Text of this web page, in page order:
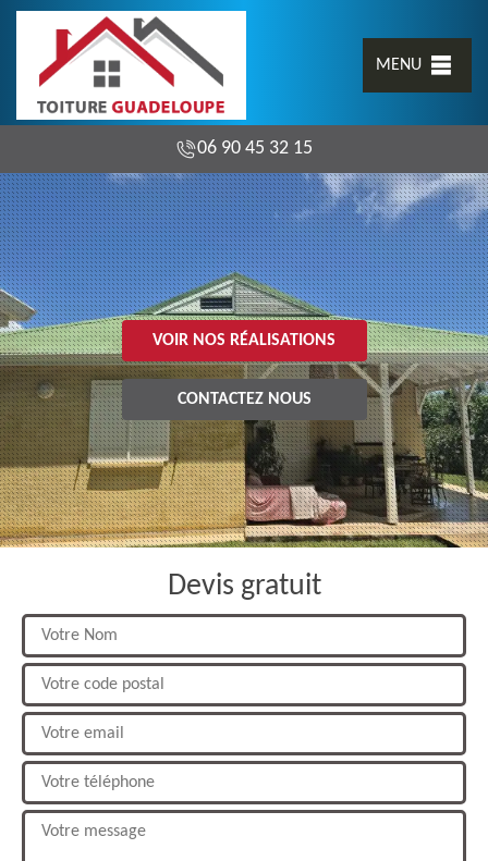
MENU
06 90 45 32 15
VOIR NOS RÉALISATIONS
CONTACTEZ NOUS
Devis gratuit